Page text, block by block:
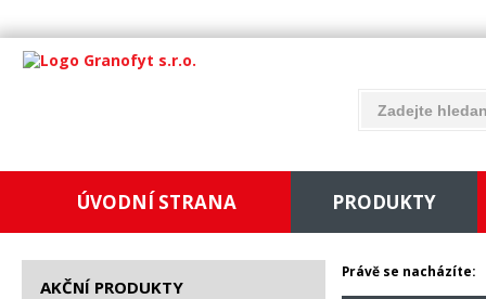
ÚVODNÍ STRANA PRODUKTY
AKČNÍ PRODUKTY
Právě se nacházíte: